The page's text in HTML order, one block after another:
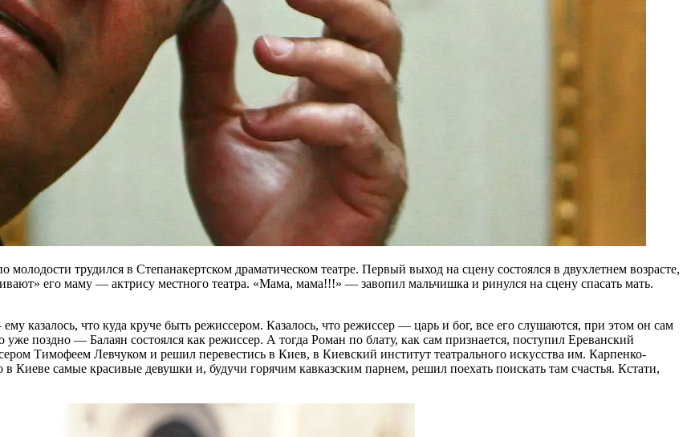
трудился в Степанакертском драматическом театре. Первый выход на сцену состоялся в двухлетнем возрасте,
его маму — актрису местного театра. «Мама, мама!!!» — завопил мальчишка и ринулся на сцену спасать мать.
казалось, что куда круче быть режиссером. Казалось, что режиссер — царь и бог, все его слушаются, при этом он сам
уже поздно — Балаян состоялся как режиссер. А тогда Роман по блату, как сам признается, поступил Ереванский
Тимофеем Левчуком и решил перевестись в Киев, в Киевский институт театрального искусства им. Карпенко-
Киеве самые красивые девушки и, будучи горячим кавказским парнем, решил поехать поискать там счастья. Кстати,